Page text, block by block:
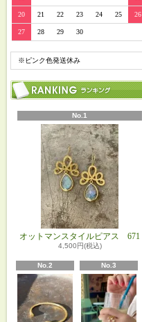
20 21 22 23 24 25 26
27 28 29 30
※ピンク色発送休み
No.1
オットマンスタイルピアス 671
4,500円(税込)
No.2 No.3